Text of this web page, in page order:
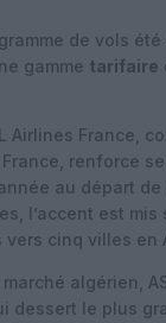
de vols
gamme tarifaire
Airlines France,
renforce
au départ de
l’accent est
cinq villes en
algérien,
dessert le plus